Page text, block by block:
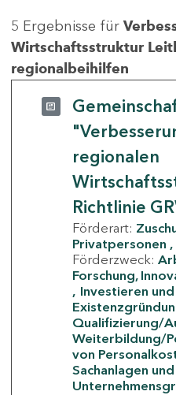
5 Ergebnisse für
Wirtschaftsstruktur
regionalbeihilfen
regionalen
Richtlinie
Förderart:
Privatpersonen
Förderzweck:
Forschung,
Investieren und
Qualifizierung/
Weiterbildung/
von
Sachanlagen